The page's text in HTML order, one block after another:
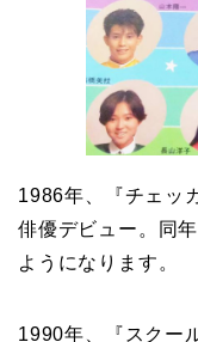
1986年、『チェッ
俳優デビュー。同
ようになります。
1990年、『スクー